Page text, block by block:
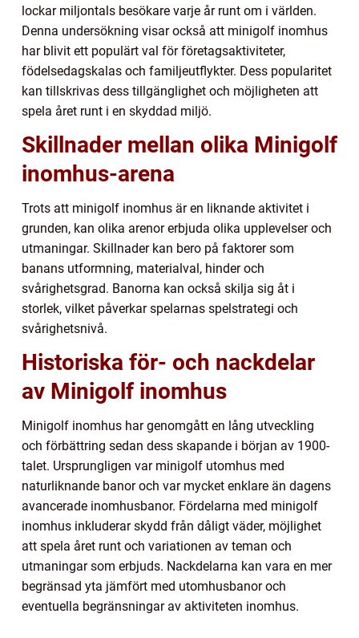
lockar miljontals besökare varje år runt om i världen.
Denna undersökning visar också att minigolf inomhus
har blivit ett populärt val för företagsaktiviteter,
födelsedagskalas och familjeutflykter. Dess popularitet
kan tillskrivas dess tillgänglighet och möjligheten att
spela året runt i en skyddad miljö.
Skillnader mellan olika Minigolf
inomhus-arena
Trots att minigolf inomhus är en liknande aktivitet i
grunden, kan olika arenor erbjuda olika upplevelser och
utmaningar. Skillnader kan bero på faktorer som
banans utformning, materialval, hinder och
svårighetsgrad. Banorna kan också skilja sig åt i
storlek, vilket påverkar spelarnas spelstrategi och
svårighetsnivå.
Historiska för- och nackdelar
av Minigolf inomhus
Minigolf inomhus har genomgått en lång utveckling
och förbättring sedan dess skapande i början av 1900-
talet. Ursprungligen var minigolf utomhus med
naturliknande banor och var mycket enklare än dagens
avancerade inomhusbanor. Fördelarna med minigolf
inomhus inkluderar skydd från dåligt väder, möjlighet
att spela året runt och variationen av teman och
utmaningar som erbjuds. Nackdelarna kan vara en mer
begränsad yta jämfört med utomhusbanor och
eventuella begränsningar av aktiviteten inomhus.